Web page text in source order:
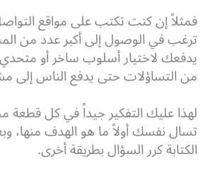
فمثلاً إن كنت تكتب على مواقع
ترغب في الوصول إلى أكبر عدد من
يدفعك لاختيار أسلوب ساخر أو
من التساؤلات حتى يدفع الناس إلى
لهذا عليك التفكير جيداً في كل قطعة
تسال نفسك أولاً ما هو الهدف منها،
الكتابة كرر السؤال بطريقة أخرى.